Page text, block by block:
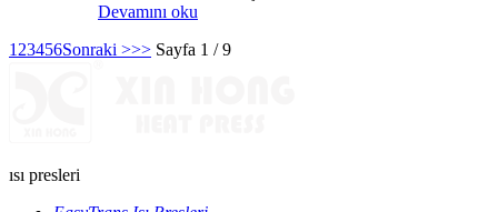
Devamını oku
1 23456Sonraki >>> Sayfa 1 / 9
ısı presleri